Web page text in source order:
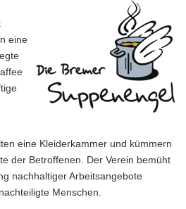
eine
eine Kleiderkammer und kümmern
der Betroffenen. Der Verein bemüht
nachhaltiger Arbeitsangebote
Menschen.